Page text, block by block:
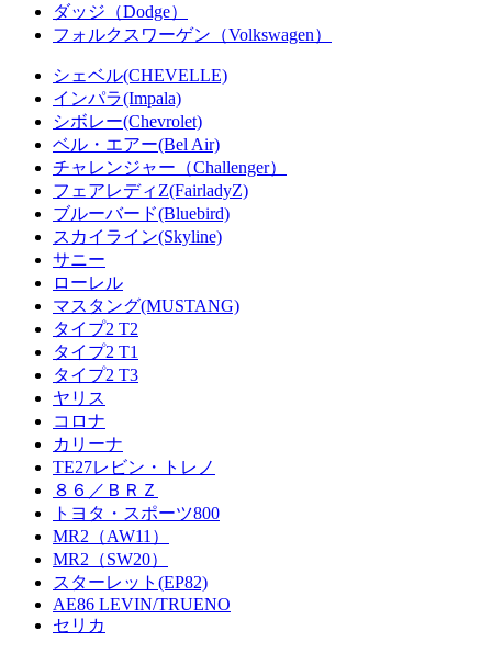
ダッジ（Dodge）
フォルクスワーゲン（Volkswagen）
シェベル(CHEVELLE)
インパラ(Impala)
シボレー(Chevrolet)
ベル・エアー(Bel Air)
チャレンジャー（Challenger）
フェアレディZ(FairladyZ)
ブルーバード(Bluebird)
スカイライン(Skyline)
サニー
ローレル
マスタング(MUSTANG)
タイプ2 T2
タイプ2 T1
タイプ2 T3
ヤリス
コロナ
カリーナ
TE27レビン・トレノ
８６／ＢＲＺ
トヨタ・スポーツ800
MR2（AW11）
MR2（SW20）
スターレット(EP82)
AE86 LEVIN/TRUENO
セリカ